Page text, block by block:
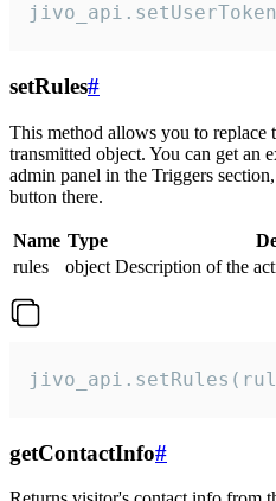
setRules#
This method allows you to replace
transmitted object. You can get an
admin panel in the Triggers
button there.
Name Type
rules
object Description of the
getContactInfo#